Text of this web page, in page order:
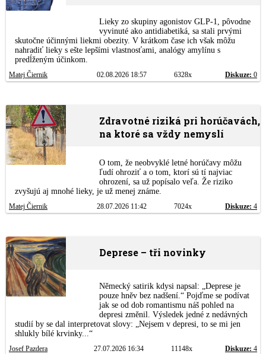
Lieky zo skupiny agonistov GLP-1, pôvodne
vyvinuté ako antidiabetiká, sa stali prvými
skutočne účinnými liekmi obezity. V krátkom čase ich však môžu
nahradiť lieky s ešte lepšími vlastnosťami, analógy amylínu s
predĺženým účinkom.
Matej Čiernik 02.08.2026 18:57 6328x Diskuze: 0
Zdravotné riziká pri horúčavách,
na ktoré sa vždy nemyslí
O tom, že neobvyklé letné horúčavy môžu
ľudí ohroziť a o tom, ktorí sú tí najviac
ohrození, sa už popísalo veľa. Že riziko
zvyšujú aj mnohé lieky, je už menej známe.
Matej Čiernik 28.07.2026 11:42 7024x Diskuze: 4
Deprese – tři novinky
Německý satirik kdysi napsal: „Deprese je
pouze hněv bez nadšení.“ Pojďme se podívat
jak se od dob romantismu náš pohled na
depresi změnil. Výsledek jedné z nedávných
studií by se dal interpretovat slovy: „Nejsem v depresi, to se mi jen
shlukly bílé krvinky...“
Josef Pazdera 27.07.2026 16:34 11148x Diskuze: 4